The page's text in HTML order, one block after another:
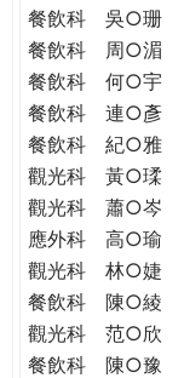
民。
WAGOR
TODAY
THE
WORLD
TOMORROW
PUTTING
YOU
餐飲科
吳○珊
餐飲科
周○湄
餐飲科
何○宇
餐飲科
連○彥
餐飲科
紀○雅
觀光科
黃○瑈
觀光科
蕭○岑
應外科
高○瑜
觀光科
林○婕
餐飲科
陳○綾
觀光科
范○欣
餐飲科
陳○豫